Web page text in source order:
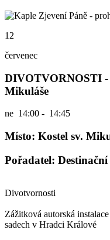
12
červenec
DIVOTVORNOSTI -
Mikuláše
ne 14:00 - 14:45
Místo: Kostel sv.
Pořadatel: Destinační
Divotvornosti
Zážitková autorská
sadech v Hradci Králové